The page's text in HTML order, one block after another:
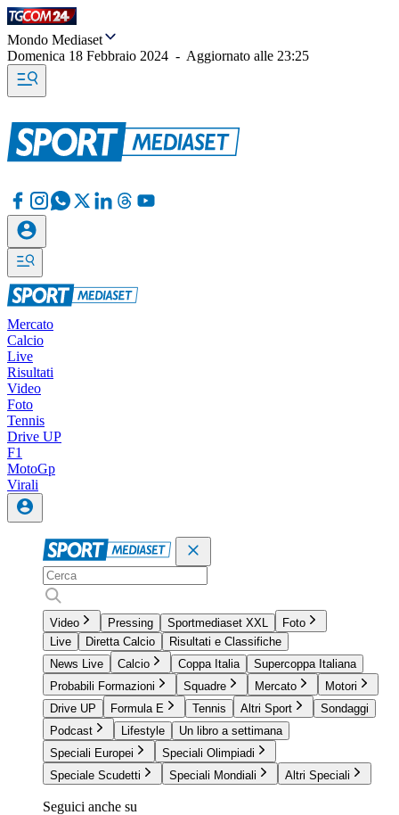
Mondo Mediaset
Domenica 18 Febbraio 2024 - Aggiornato alle 23:25
Mercato
Calcio
Live
Risultati
Video
Foto
Tennis
Drive UP
F1
MotoGp
Virali
Video Pressing Sportmediaset XXL
Foto
Live
Diretta Calcio
Risultati e Classifiche
News Live
Calcio Coppa Italia
Supercoppa Italiana
Probabili Formazioni
Squadre Mercato
Motori
Drive UP
Formula E Tennis Altri Sport
Sondaggi
Podcast
Lifestyle
Un libro a settimana
Speciali Europei
Speciali Olimpiadi
Speciale Scudetti
Speciali Mondiali Altri Speciali
Seguici anche su